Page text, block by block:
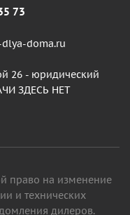
73
doma.ru
26 - юридический
ЗДЕСЬ НЕТ
право на изменение
и технических
дилеров.